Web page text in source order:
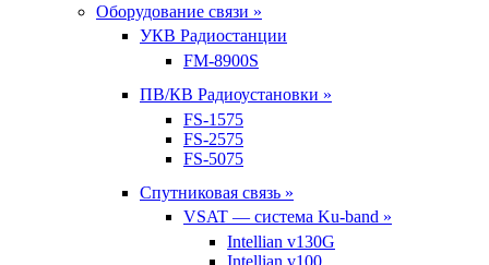
Оборудование связи »
УКВ Радиостанции
FM-8900S
ПВ/КВ Радиоустановки »
FS-1575
FS-2575
FS-5075
Спутниковая связь »
VSAT — система Ku-band »
Intellian v130G